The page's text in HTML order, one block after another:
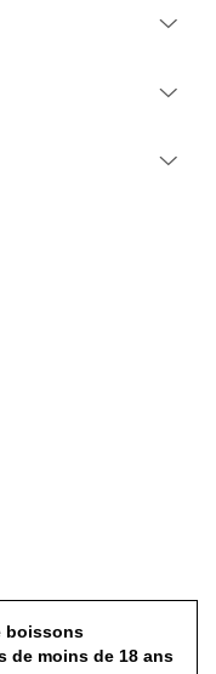
boissons
de moins de 18 ans